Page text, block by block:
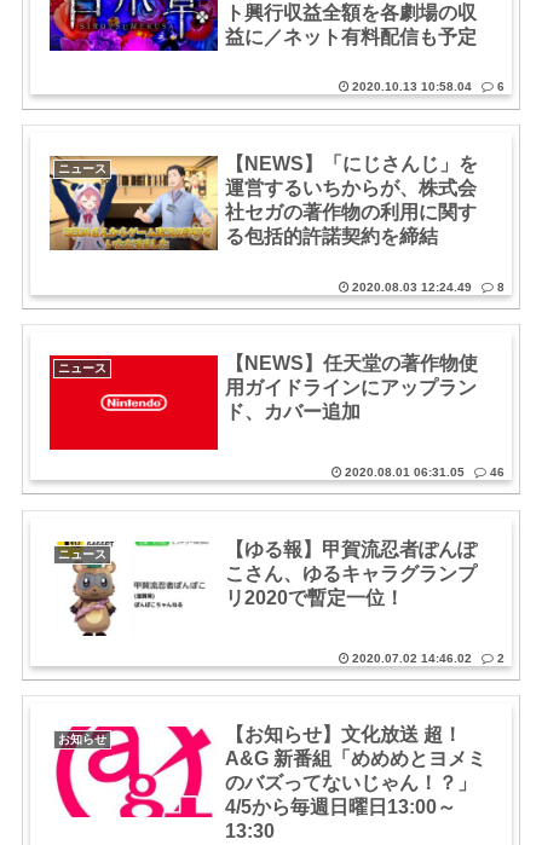
ト興行収益全額を各劇場の収
益に／ネット有料配信も予定
2020.10.13 10:58.04 6
ニュース
【NEWS】「にじさんじ」を
運営するいちからが、株式会
社セガの著作物の利用に関す
る包括的許諾契約を締結
2020.08.03 12:24.49 8
ニュース
【NEWS】任天堂の著作物使
用ガイドラインにアップラン
ド、カバー追加
2020.08.01 06:31.05 46
ニュース
【ゆる報】甲賀流忍者ぽんぽ
こさん、ゆるキャラグランプ
リ2020で暫定一位！
2020.07.02 14:46.02 2
お知らせ
【お知らせ】文化放送 超！
A&G 新番組「めめめとヨメミ
のバズってないじゃん！？」
4/5から毎週日曜日13:00～
13:30